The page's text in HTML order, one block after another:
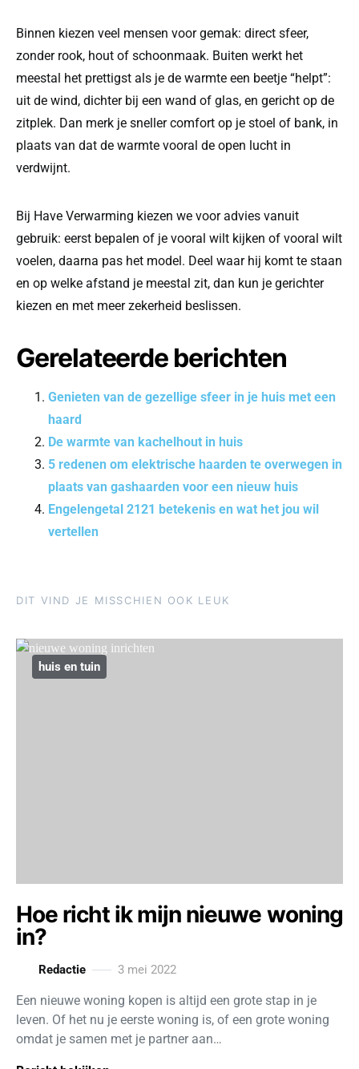
Binnen kiezen veel mensen voor gemak: direct sfeer,
zonder rook, hout of schoonmaak. Buiten werkt het
meestal het prettigst als je de warmte een beetje “helpt”:
uit de wind, dichter bij een wand of glas, en gericht op de
zitplek. Dan merk je sneller comfort op je stoel of bank, in
plaats van dat de warmte vooral de open lucht in
verdwijnt.
Bij Have Verwarming kiezen we voor advies vanuit
gebruik: eerst bepalen of je vooral wilt kijken of vooral wilt
voelen, daarna pas het model. Deel waar hij komt te staan
en op welke afstand je meestal zit, dan kun je gerichter
kiezen en met meer zekerheid beslissen.
Gerelateerde berichten
Genieten van de gezellige sfeer in je huis met een
haard
De warmte van kachelhout in huis
5 redenen om elektrische haarden te overwegen in
plaats van gashaarden voor een nieuw huis
Engelengetal 2121 betekenis en wat het jou wil
vertellen
DIT VIND JE MISSCHIEN OOK LEUK
huis en tuin
Hoe richt ik mijn nieuwe woning
in?
Redactie 3 mei 2022
Een nieuwe woning kopen is altijd een grote stap in je
leven. Of het nu je eerste woning is, of een grote woning
omdat je samen met je partner aan…